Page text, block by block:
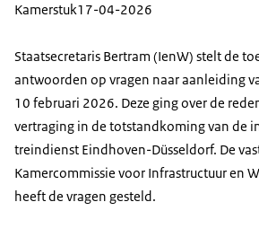
Kamerstuk17-04-2026
Staatsecretaris Bertram (IenW) stelt de
antwoorden op vragen naar aanleiding
10 februari 2026. Deze ging over de
vertraging in de totstandkoming van de
treindienst Eindhoven-Düsseldorf. De
Kamercommissie voor Infrastructuur en
heeft de vragen gesteld.